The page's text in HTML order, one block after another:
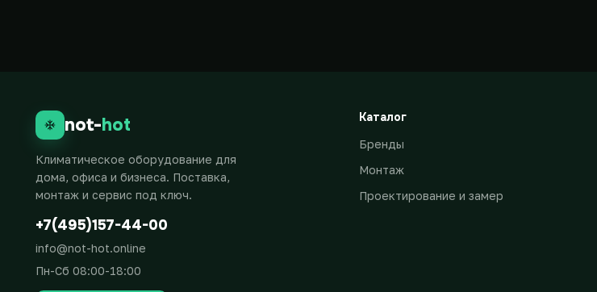
not-hot
Климатическое оборудование для
дома, офиса и бизнеса. Поставка,
монтаж и сервис под ключ.
+7(495)157-44-00
info@not-hot.online
Пн-Сб 08:00-18:00
Каталог
Бренды
Монтаж
Проектирование и замер